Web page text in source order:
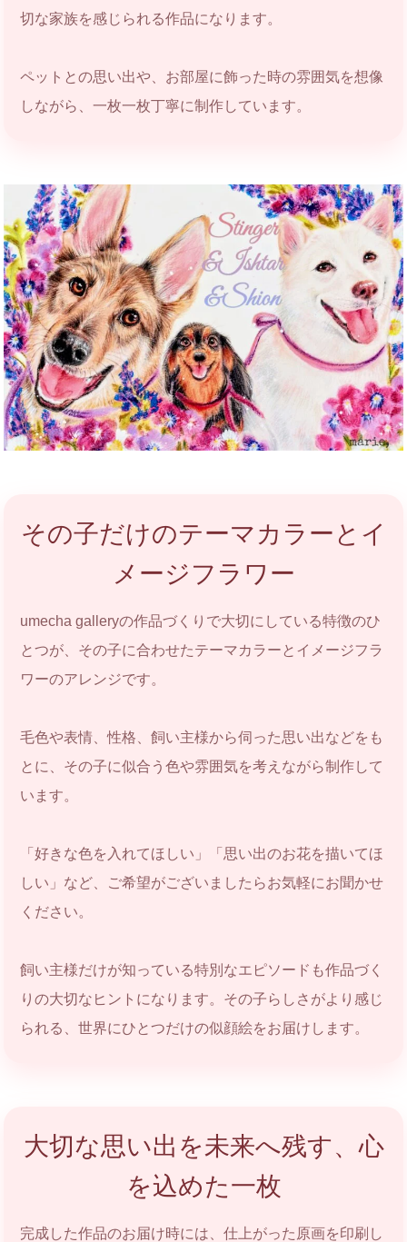
切な家族を感じられる作品になります。
ペットとの思い出や、お部屋に飾った時の雰囲気を想像
しながら、一枚一枚丁寧に制作しています。
その子だけのテーマカラーとイ
メージフラワー
umecha galleryの作品づくりで大切にしている特徴のひ
とつが、その子に合わせたテーマカラーとイメージフラ
ワーのアレンジです。
毛色や表情、性格、飼い主様から伺った思い出などをも
とに、その子に似合う色や雰囲気を考えながら制作して
います。
「好きな色を入れてほしい」「思い出のお花を描いてほ
しい」など、ご希望がございましたらお気軽にお聞かせ
ください。
飼い主様だけが知っている特別なエピソードも作品づく
りの大切なヒントになります。その子らしさがより感じ
られる、世界にひとつだけの似顔絵をお届けします。
大切な思い出を未来へ残す、心
を込めた一枚
完成した作品のお届け時には、仕上がった原画を印刷し